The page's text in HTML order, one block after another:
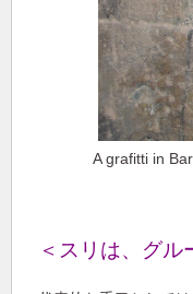
A grafitti in
＜スリは、グ